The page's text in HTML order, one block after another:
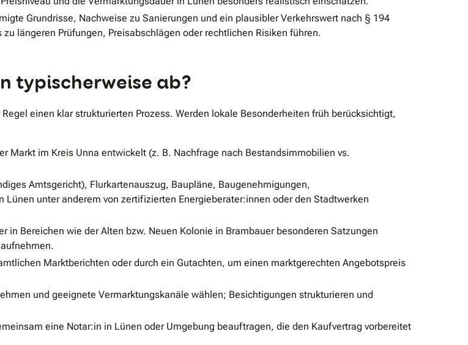
Grundrisse, Nachweise zu Sanierungen und ein plausibler Verkehrswert nach § 194
längeren Prüfungen, Preisabschlägen oder rechtlichen Risiken führen.
typischerweise ab?
einen klar strukturierten Prozess. Werden lokale Besonderheiten früh berücksichtigt,
Markt im Kreis Unna entwickelt (z. B. Nachfrage nach Bestandsimmobilien vs.
Amtsgericht), Flurkartenauszug, Baupläne, Baugenehmigungen,
unter anderem von zertifizierten Energieberater:innen oder den Stadtwerken
in Bereichen wie der Alten bzw. Neuen Kolonie in Brambauer besonderen Satzungen
Marktberichten oder durch ein Gutachten, um einen marktgerechten Angebotspreis
und geeignete Vermarktungskanäle wählen; Besichtigungen strukturieren und
eine Notar:in in Lünen oder Umgebung beauftragen, die den Kaufvertrag vorbereitet